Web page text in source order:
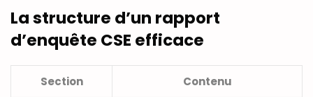
La structure d’un rapport
d’enquête CSE efficace
Section Contenu